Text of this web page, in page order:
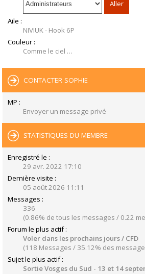
Aile :
NIVIUK - Hook 6P
Couleur :
Comme le ciel …
CONTACTER SOPHIE
MP :
Envoyer un message privé
STATISTIQUES DU MEMBRE
Enregistré le :
29 avr. 2022 17:10
Dernière visite :
05 août 2026 11:11
Messages :
336
(0.86% de tous les messages / 0.22
Forum le plus actif :
Voler dans les prochains jours / CFD
(118 Messages / 35.12% des
Sujet le plus actif :
Sortie Vosges du Sud - 13 et 14